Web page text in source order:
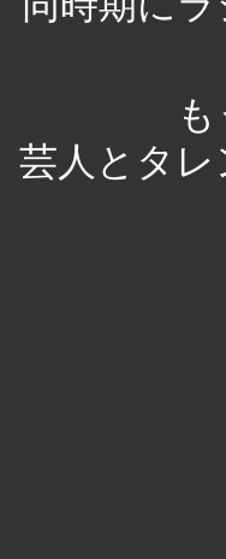
芸人とタ